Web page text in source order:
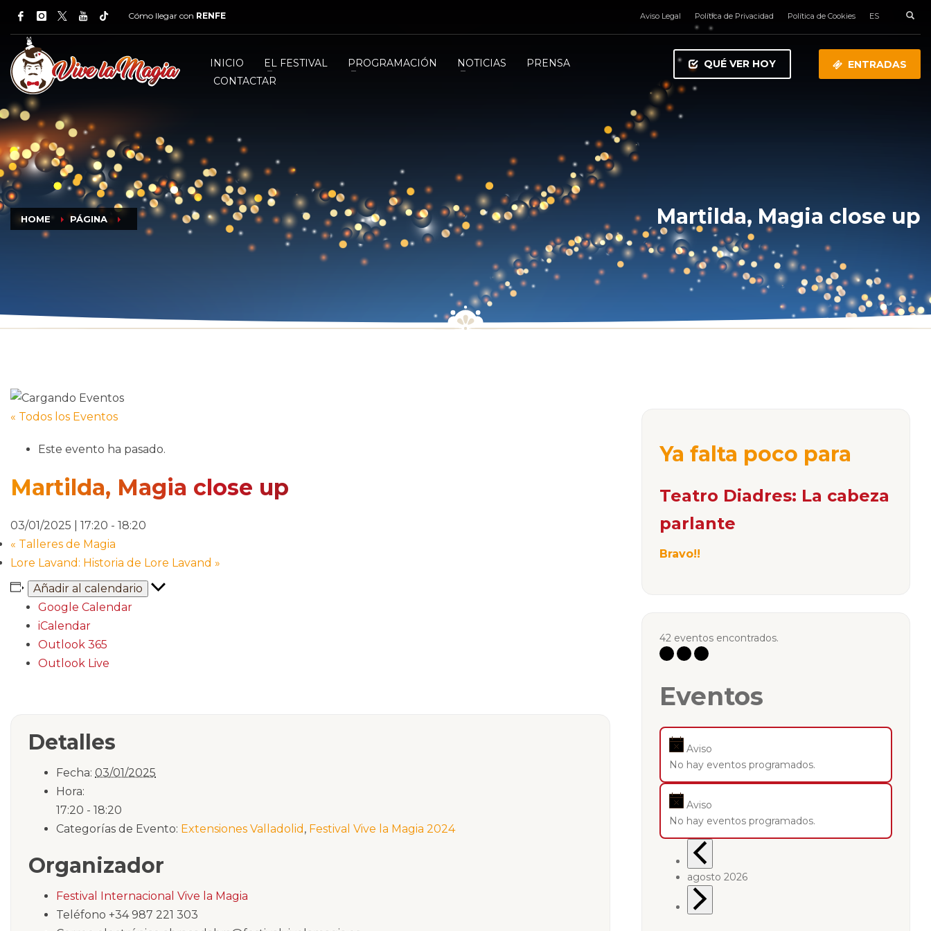
Cómo llegar con RENFE Aviso Legal Política de Privacidad Política de Cookies ES
INICIO EL FESTIVAL PROGRAMACIÓN NOTICIAS
PRENSA
CONTACTAR
QUÉ VER HOY ENTRADAS
HOME PÁGINA Martilda, Magia close up
« Todos los Eventos
Este evento ha pasado.
Martilda, Magia close up
03/01/2025 | 17:20 - 18:20
« Talleres de Magia
Lore Lavand: Historia de Lore Lavand »
Añadir al calendario
Google Calendar
iCalendar
Outlook 365
Outlook Live
Detalles
Fecha: 03/01/2025
Hora:
17:20 - 18:20
Categorías de Evento: Extensiones Valladolid , Festival Vive la Magia 2024
Organizador
Festival Internacional Vive la Magia
Teléfono +34 987 221 303
Ya falta poco para
Teatro Diadres: La cabeza
parlante
Bravo!!
42 eventos encontrados.
Eventos
Aviso
No hay eventos programados.
Aviso
No hay eventos programados.
agosto 2026